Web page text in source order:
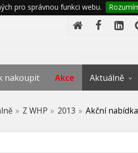
pro správnou funkci webu.
nakoupit Akce Aktuálně
Z WHP 2013 Akční